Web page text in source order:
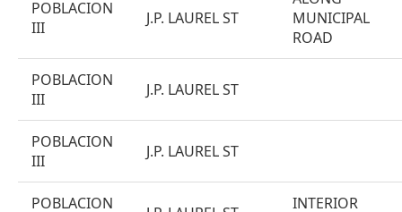
POBLACION
III
J.P. LAUREL ST
MUNICIPAL
ROAD
POBLACION
III
J.P. LAUREL ST
POBLACION
III
J.P. LAUREL ST
POBLACION
INTERIOR